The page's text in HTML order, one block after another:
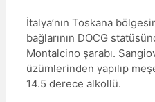
İtalya’nın Toskana
bağlarının DOCG
Montalcino şarabı.
üzümlerinden yapılıp
14.5 derece alkollü.